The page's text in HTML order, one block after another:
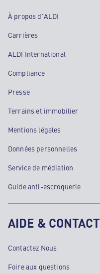
À propos d'ALDI
Carrières
ALDI International
Compliance
Presse
Terrains et immobilier
Mentions légales
Données personnelles
Service de médiation
Guide anti-escroquerie
AIDE & CONTACT
Contactez Nous
Foire aux questions